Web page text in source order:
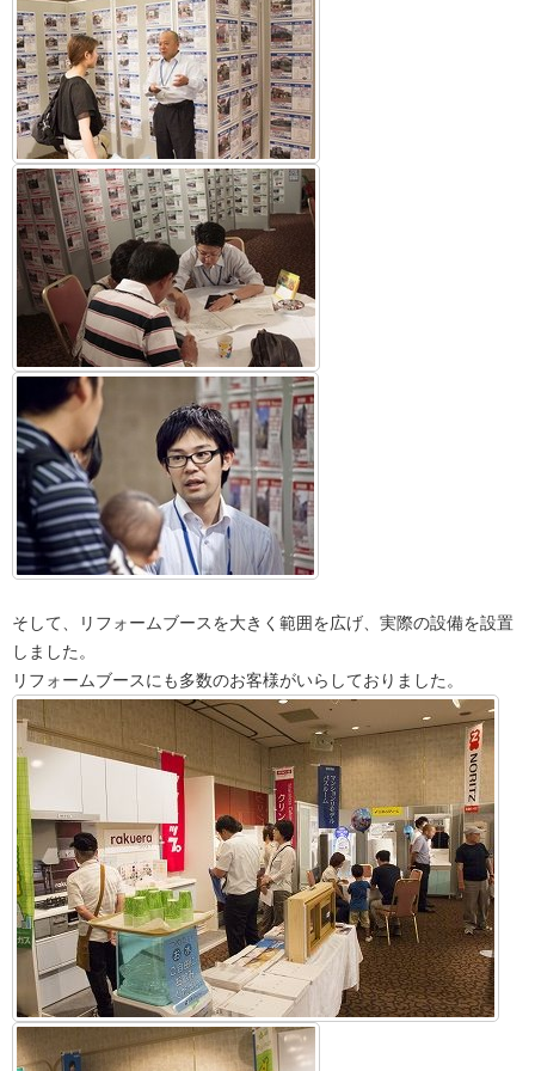
そして、リフォームブースを大きく範囲を広げ、実際の設備を設置
しました。
リフォームブースにも多数のお客様がいらしておりました。